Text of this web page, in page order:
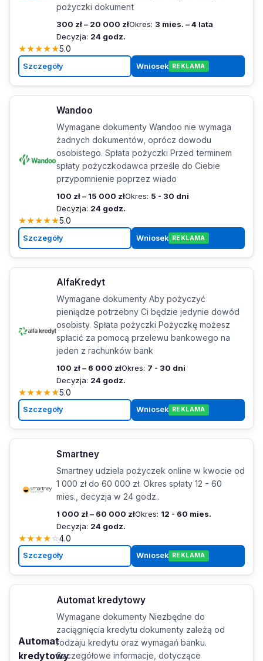
pożyczki dokument
300 zł – 20 000 złOkres: 3 mies. – 4 lata
Decyzja: 24 godz.
★★★★★5.0
Szczegóły Wniosek REKLAMA
Wandoo
Wymagane dokumenty Wandoo nie wymaga
żadnych dokumentów, oprócz dowodu
osobistego. Spłata pożyczki Przed terminem
spłaty pożyczkodawca prześle do Ciebie
przypomnienie poprzez wiado
100 zł – 15 000 złOkres: 5 - 30 dni
Decyzja: 24 godz.
★★★★★5.0
Szczegóły Wniosek REKLAMA
AlfaKredyt
Wymagane dokumenty Aby pożyczyć
pieniądze potrzebny Ci będzie jedynie dowód
osobisty. Spłata pożyczki Pożyczkę możesz
spłacić za pomocą przelewu bankowego na
jeden z rachunków bank
100 zł – 6 000 złOkres: 7 - 30 dni
Decyzja: 24 godz.
★★★★★5.0
Szczegóły Wniosek REKLAMA
Smartney
Smartney udziela pożyczek online w kwocie od
1 000 zł do 60 000 zł. Okres spłaty 12 - 60
mies., decyzja w 24 godz..
1 000 zł – 60 000 złOkres: 12 - 60 mies.
Decyzja: 24 godz.
★★★★☆4.0
Szczegóły Wniosek REKLAMA
Automat
kredytowy
Automat kredytowy
Wymagane dokumenty Niezbędne do
zaciągnięcia kredytu dokumenty zależą od
rodzaju kredytu oraz wymagań banku.
Szczegółowe informacje, dotyczące